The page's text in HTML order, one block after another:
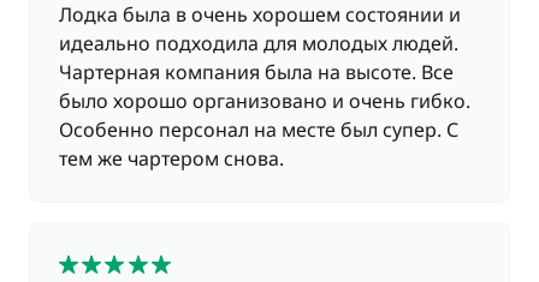
Лодка была в очень хорошем состоянии и
идеально подходила для молодых людей.
Чартерная компания была на высоте. Все
было хорошо организовано и очень гибко.
Особенно персонал на месте был супер. С
тем же чартером снова.